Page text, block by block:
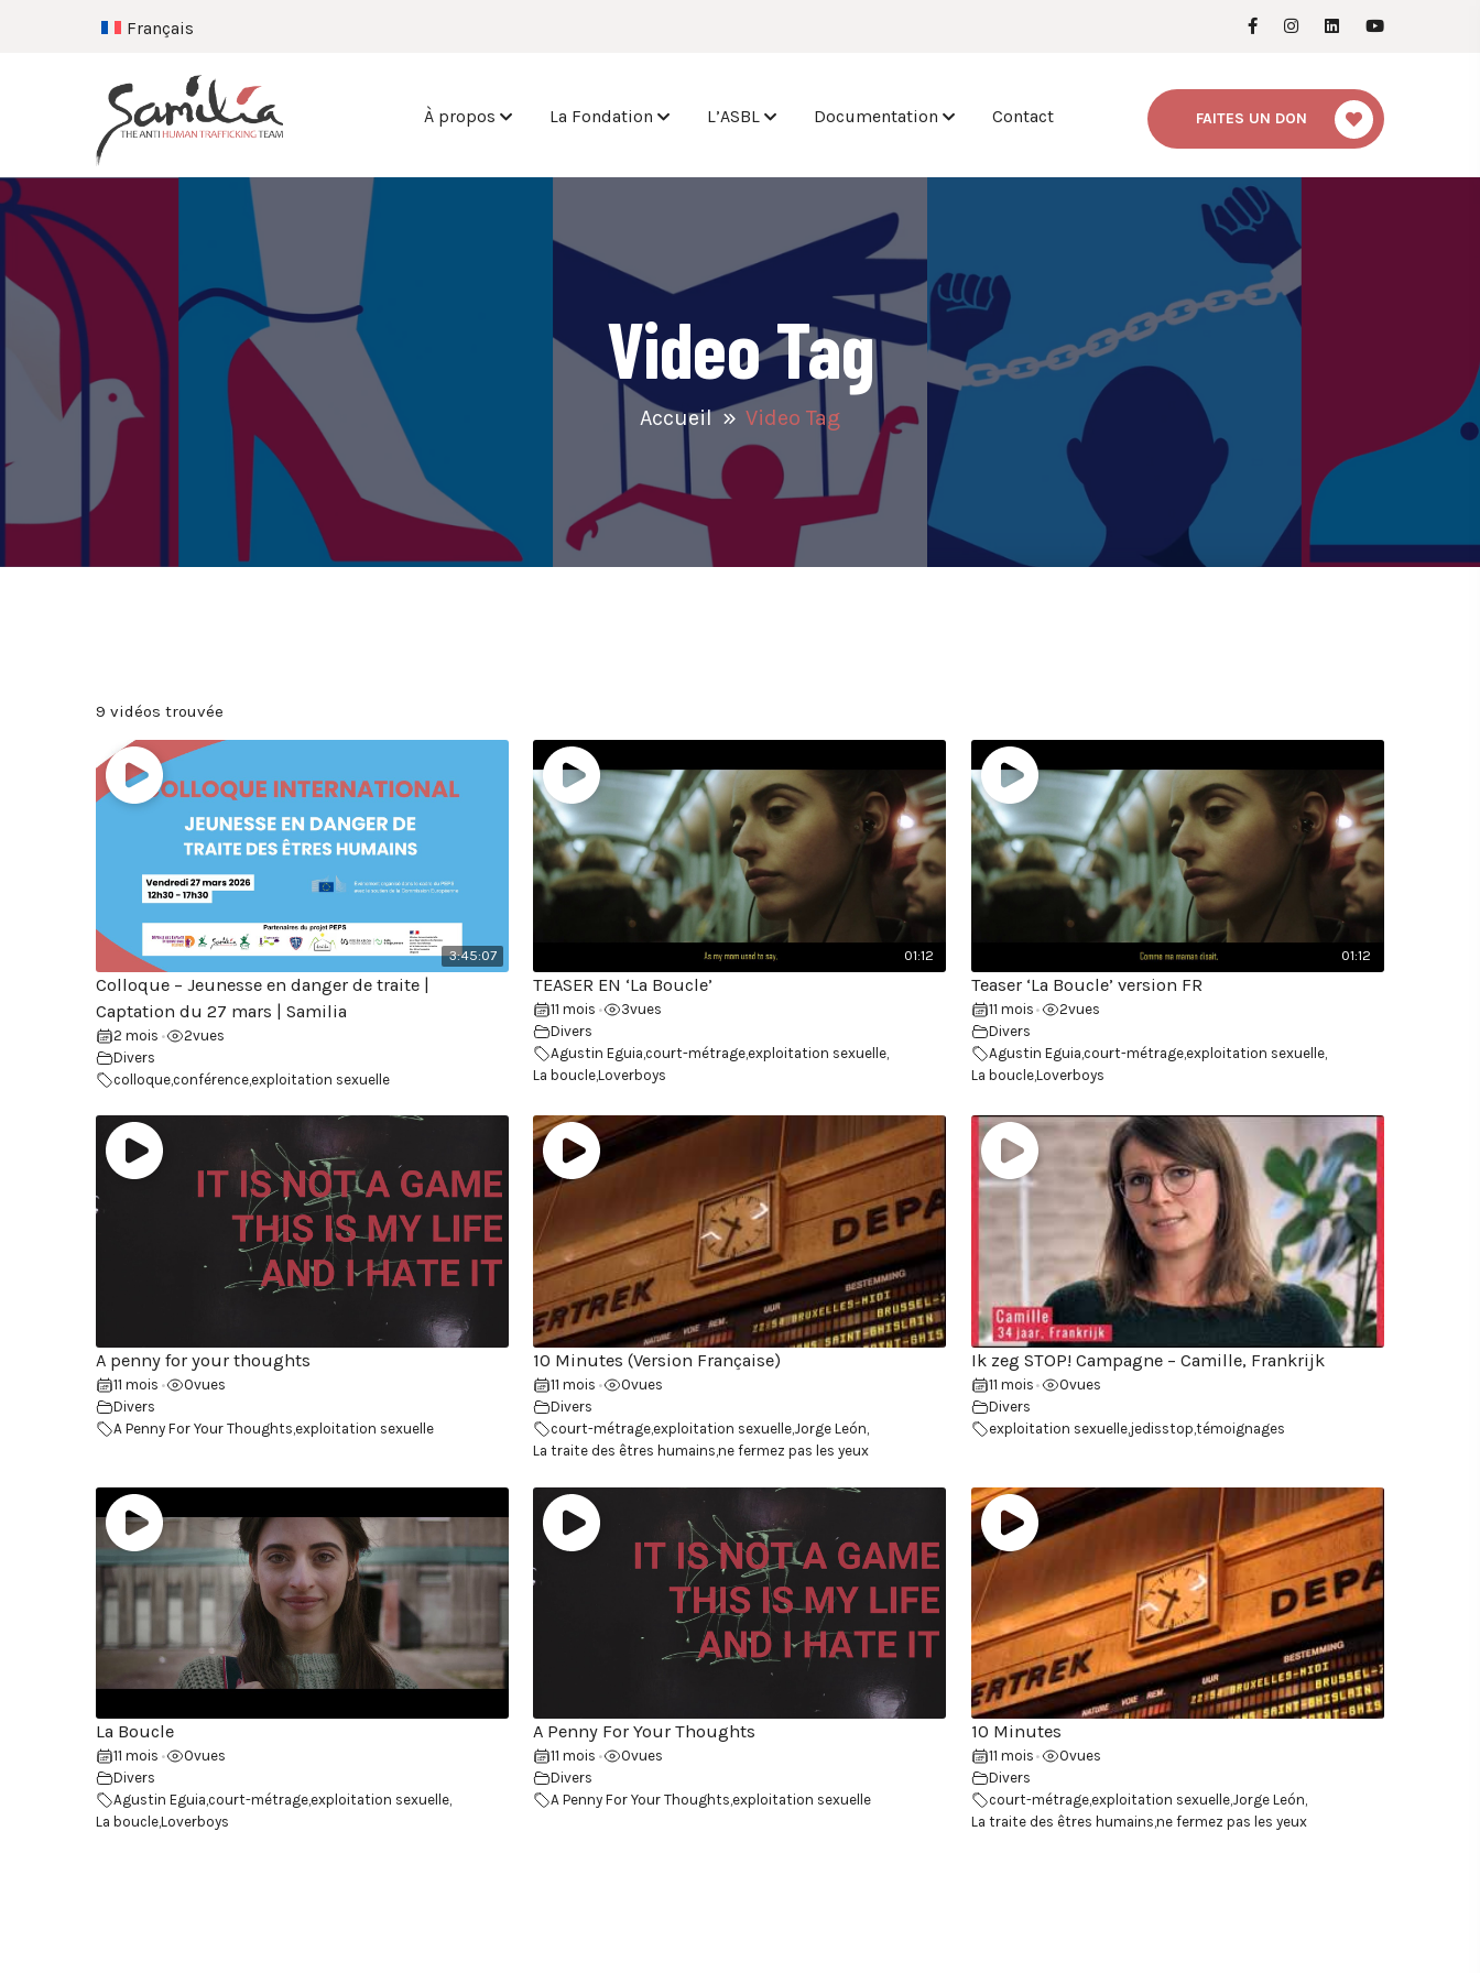
Français
À propos La Fondation L’ASBL Documentation Contact FAITES UN DON
Video Tag
Accueil Video Tag
9 vidéos trouvée
3:45:07
Colloque – Jeunesse en danger de traite |
Captation du 27 mars | Samilia
2 mois • 2vues
Divers
colloque conférence exploitation sexuelle
01:12
TEASER EN ‘La Boucle’
11 mois • 3vues
Divers
Agustin Eguia court-métrage exploitation sexuelle
La boucle,Loverboys
01:12
Teaser ‘La Boucle’ version FR
11 mois • 2vues
Divers
Agustin Eguia court-métrage, exploitation sexuelle,
La boucle,Loverboys
A penny for your thoughts
11 mois • 0vues
Divers
A Penny For Your Thoughts,exploitation sexuelle
10 Minutes (Version Française)
11 mois • 0vues
Divers
court-métrage,exploitation sexuelle,Jorge León,
La traite des êtres humains,ne fermez pas les yeux
Ik zeg STOP! Campagne – Camille, Frankrijk
11 mois • 0vues
Divers
exploitation sexuelle,jedisstop,témoignages
La Boucle
11 mois • 0vues
Divers
Agustin Eguia,court-métrage,exploitation sexuelle,
La boucle,Loverboys
A Penny For Your Thoughts
11 mois • 0vues
Divers
A Penny For Your Thoughts,exploitation sexuelle
10 Minutes
11 mois • 0vues
Divers
court-métrage,exploitation sexuelle,Jorge León,
La traite des êtres humains,ne fermez pas les yeux